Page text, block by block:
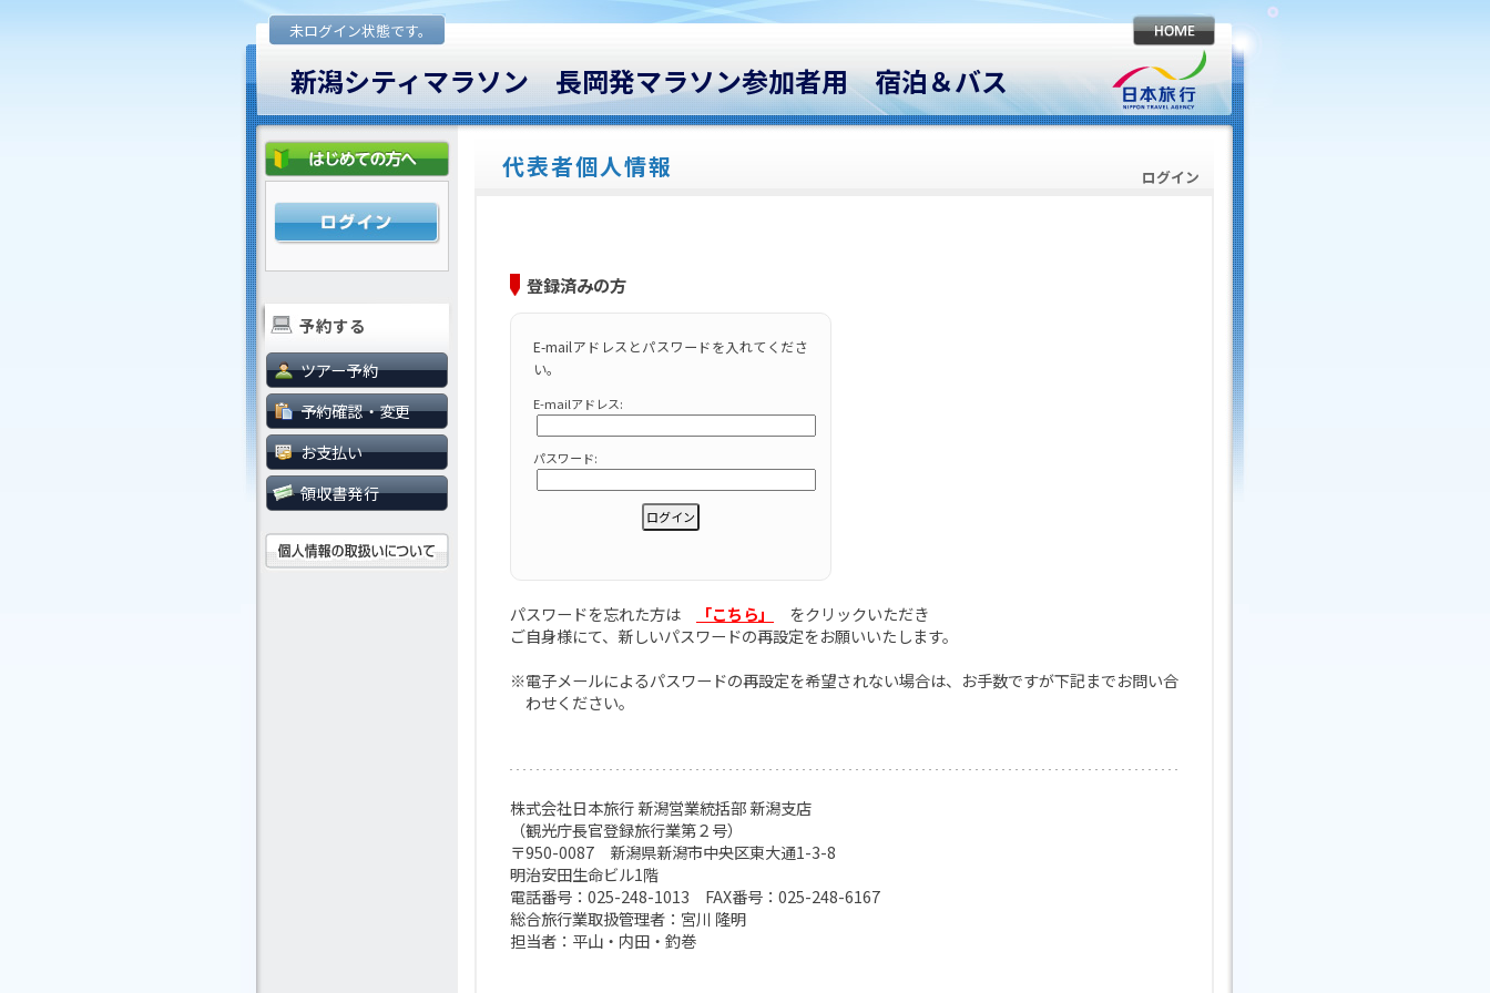
未ログイン状態です。
新潟シティマラソン 長岡発マラソン参加者用 宿泊＆バス
予約する
ツアー予約
予約確認・変更
お支払い
領収書発行
代表者個人情報 ログイン
登録済みの方
E-mailアドレスとパスワードを入れてくださ
い。
E-mailアドレス:
パスワード:
パスワードを忘れた方は 「こちら」
をクリックいただき
ご自身様にて、新しいパスワードの再設定をお願いいたします。
※電子メールによるパスワードの再設定を希望されない場合は、お手数ですが下記までお問い合
わせください。
株式会社日本旅行 新潟営業統括部 新潟支店
（観光庁長官登録旅行業第２号）
〒950-0087 新潟県新潟市中央区東大通1-3-8
明治安田生命ビル1階
電話番号：025-248-1013 FAX番号：025-248-6167
総合旅行業取扱管理者：宮川 隆明
担当者：平山・内田・釣巻